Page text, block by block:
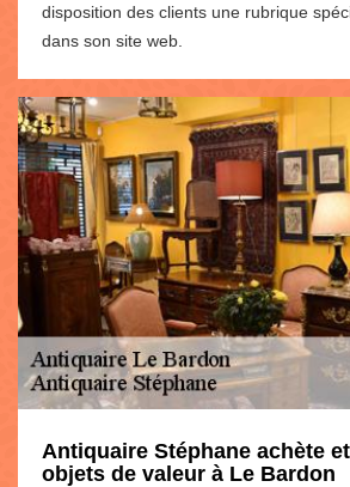
disposition des clients une rubrique
dans son site web.
Antiquaire Stéphane achète
objets de valeur à Le Bardon